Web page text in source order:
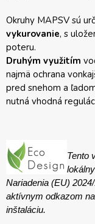
Okruhy MAPSV sú
vykurovanie, s
poteru.
Druhým využitím
najmä ochrana
pred snehom a
nutná vhodná
Tento
Nariadenia (EU)
aktívnym odkazom
inštaláciu.